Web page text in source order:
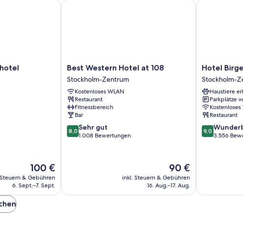
Der
Preis
beträgt
100 €
& Gebühren
6. Sept.–7. Sept.
Best
Western
Hotel
at
108
Stockholm-
Zentrum
Best Western Hotel at 108
Stockholm-Zentrum
Kostenloses WLAN
Restaurant
Fitnessbereich
Bar
8.0
von
8,0 Sehr gut
1.008 Bewertungen
Der
Preis
beträgt
90 €
inkl. Steuern & Gebühren
16. Aug.–17. Aug.
Best Western Hotel at 108
Hotel
Birger
Jarl
Stockholm-
Zentrum
Hotel Birger Jarl
Stockholm-Zentrum
Haustiere erlaubt
Parkplätze verfügbar
Kostenloses WLAN
Restaurant
9.0
von
9,0 Wunderbar
3.556 Bewertungen
Hotel Birger Jarl